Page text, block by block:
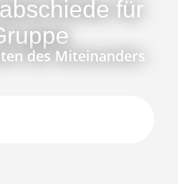
für
des Miteinanders